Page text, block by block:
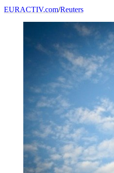
EURACTIV.com/Reuters